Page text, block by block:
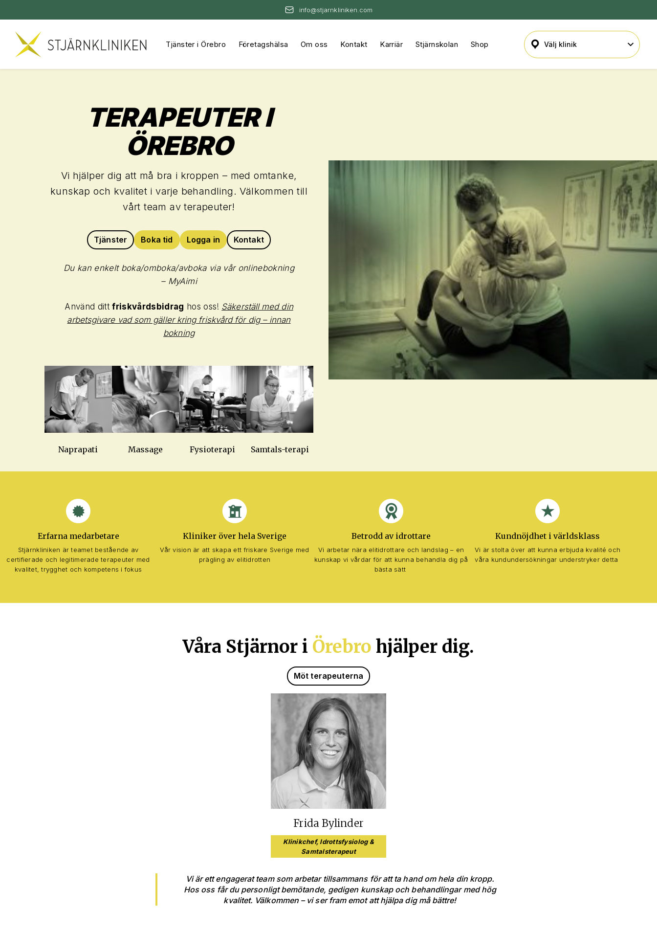
info@stjarnkliniken.com
Hoppa
Tjänster i Örebro Företagshälsa Om oss Kontakt Karriär Stjärnskolan Shop
TERAPEUTER I
ÖREBRO
Vi hjälper dig att må bra i kroppen – med omtanke,
kunskap och kvalitet i varje behandling. Välkommen till
vårt team av terapeuter!
Tjänster Boka tid Logga in Kontakt
Du kan enkelt boka/omboka/avboka via vår onlinebokning
– MyAimi
Använd dittfriskvårdsbidrag hos oss! Säkerställ med din
arbetsgivare vad som gäller kring friskvård för dig – innan
bokning
Naprapati Massage Fysioterapi Samtals-terapi
Erfarna medarbetare
Stjärnkliniken är teamet bestående av
certifierade och legitimerade terapeuter med
kvalitet, trygghet och kompetens i fokus
Kliniker över hela Sverige
Vår vision är att skapa ett friskare Sverige med
prägling av elitidrotten
Betrodd av idrottare
Vi arbetar nära elitidrottare och landslag – en
kunskap vi vårdar för att kunna behandla dig på
bästa sätt
Kundnöjdhet i världsklass
Vi är stolta över att kunna erbjuda kvalité och
våra kundundersökningar understryker detta
Våra Stjärnor i Örebro hjälper dig.
Möt terapeuterna
Frida Bylinder
Klinikchef, Idrottsfysiolog &
Samtalsterapeut
Vi är ett engagerat team som arbetar tillsammans för att ta hand om hela din kropp.
Hos oss får du personligt bemötande, gedigen kunskap och behandlingar med hög
kvalitet. Välkommen – vi ser fram emot att hjälpa dig må bättre!